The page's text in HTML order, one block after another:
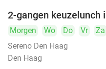
2-gangen keuzelunch
Morgen Wo Do Vr Za
Sereno Den Haag
Den Haag